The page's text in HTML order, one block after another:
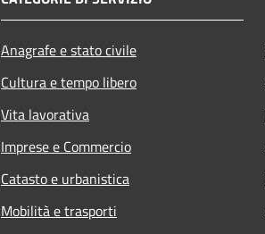
Anagrafe e stato civile
Cultura e tempo libero
Vita lavorativa
Imprese e Commercio
Catasto e urbanistica
Mobilità e trasporti